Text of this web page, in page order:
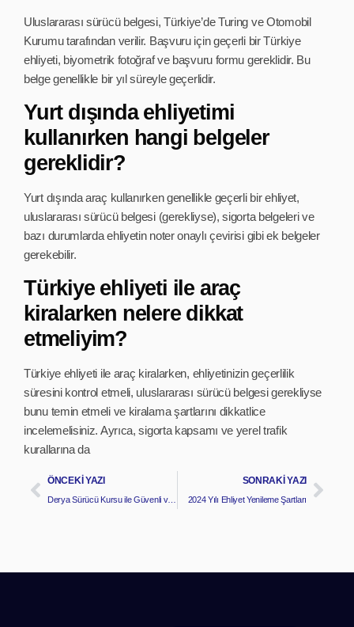
Uluslararası sürücü belgesi, Türkiye’de Turing ve Otomobil
Kurumu tarafından verilir. Başvuru için geçerli bir Türkiye
ehliyeti, biyometrik fotoğraf ve başvuru formu gereklidir. Bu
belge genellikle bir yıl süreyle geçerlidir.
Yurt dışında ehliyetimi
kullanırken hangi belgeler
gereklidir?
Yurt dışında araç kullanırken genellikle geçerli bir ehliyet,
uluslararası sürücü belgesi (gerekliyse), sigorta belgeleri ve
bazı durumlarda ehliyetin noter onaylı çevirisi gibi ek belgeler
gerekebilir.
Türkiye ehliyeti ile araç
kiralarken nelere dikkat
etmeliyim?
Türkiye ehliyeti ile araç kiralarken, ehliyetinizin geçerlilik
süresini kontrol etmeli, uluslararası sürücü belgesi gerekliyse
bunu temin etmeli ve kiralama şartlarını dikkatlice
incelemelisiniz. Ayrıca, sigorta kapsamı ve yerel trafik
kurallarına da
ÖNCEKI YAZI
Derya Sürücü Kursu ile Güvenli ve Etkili Özel Direksiyon Eğitimi
SONRAKI YAZI
2024 Yılı Ehliyet Yenileme Şartları